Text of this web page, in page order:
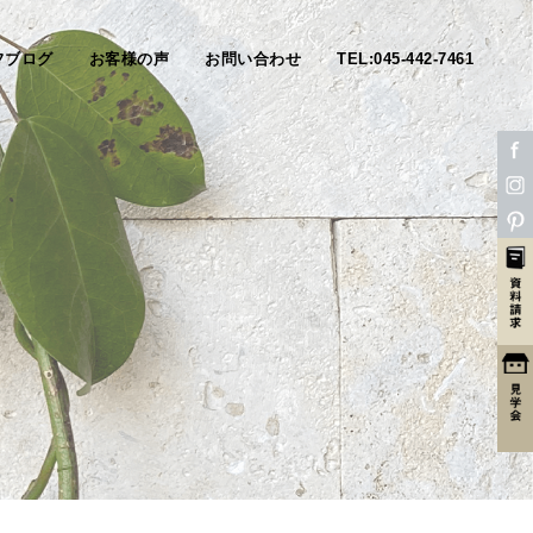
ブログ お客様の声 お問い合わせ TEL:045-442-7461